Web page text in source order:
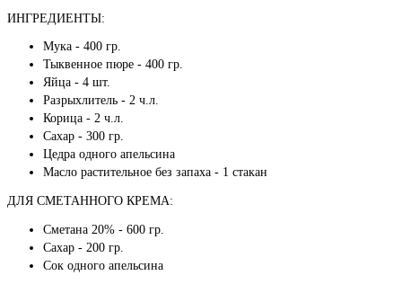
ИНГРЕДИЕНТЫ:
Мука - 400 гр.
Тыквенное пюре - 400 гр.
Яйца - 4 шт.
Разрыхлитель - 2 ч.л.
Корица - 2 ч.л.
Сахар - 300 гр.
Цедра одного апельсина
Масло растительное без запаха - 1 стакан
ДЛЯ СМЕТАННОГО КРЕМА:
Сметана 20% - 600 гр.
Сахар - 200 гр.
Сок одного апельсина